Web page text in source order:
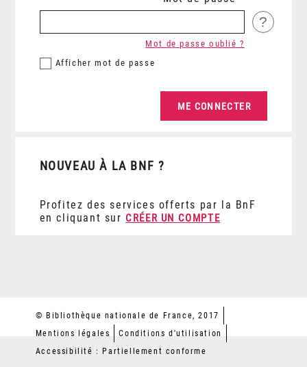
?
Afficher mot de passe
Mot de passe oublié ?
NOUVEAU À LA BNF ?
Profitez des services offerts par la BnF
en cliquant sur CRÉER UN COMPTE
© Bibliothèque nationale de France, 2017
Mentions légales
Conditions d'utilisation
Accessibilité : Partiellement conforme